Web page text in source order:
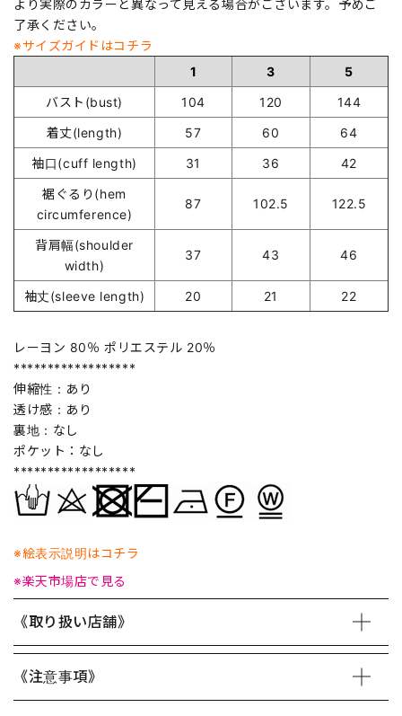
より実際のカラーと異なって見える場合がございます。予めご
了承ください。
※サイズガイドはコチラ
1
3
5
バスト(bust)
104 120
144
着丈(length)
57 60
64
袖口(cuff length)
31 36
42
裾ぐるり(hem
circumference)
87 102.5 122.5
背肩幅(shoulder
width)
37 43 46
袖丈(sleeve length) 20 21 22
レーヨン 80％ ポリエステル 20％
******************
伸縮性：あり
透け感：あり
裏地：なし
ポケット：なし
******************
※絵表示説明はコチラ
※楽天市場店で見る
《取り扱い店舗》
《注意事項》